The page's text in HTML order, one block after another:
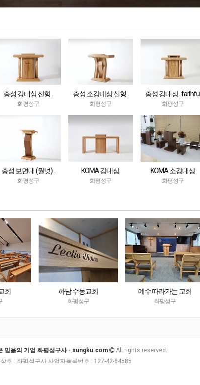
충성 강대상 신형 .
faithful
화평성구
충성 소강대상 신형 .
faithful
화평성구
충성 강대상 . faithful
화평성구
충성 보면대 (월넛) .
faithful
화평성구
KOMA 강대상
화평성구
KOMA 소강대상
화평성구
하남 수동교회
화평성구
예수 따라가는 교회
화평성구
믿음의 기업 화평성구사 - sungku.com
All rights reserved.
상호 : 화평성구사 사업자등록번호 : 127-42-84585